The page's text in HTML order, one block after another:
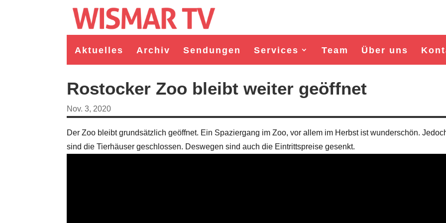
Aktuelles Archiv Sendungen Services Team Über uns
Rostocker Zoo bleibt weiter geöffnet
Nov. 3, 2020
Der Zoo bleibt grundsätzlich geöffnet. Ein Spaziergang im Zoo, vor allem im Herbst ist wunderschön.
sind die Tierhäuser geschlossen. Deswegen sind auch die Eintrittspreise gesenkt.